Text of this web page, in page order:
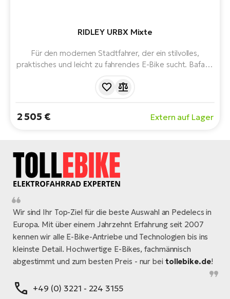
RIDLEY URBX Mixte
Für den modernen Stadtfahrer, der ein stilvolles,
praktisches und leicht zu fahrendes E-Bike sucht. Bafang
Riemenantrieb. Ausgestattet mit Aluminium-
2 505 € Extern auf Lager
Wir sind Ihr Top-Ziel für die beste Auswahl an Pedelecs in
Europa. Mit über einem Jahrzehnt Erfahrung seit 2007
kennen wir alle E-Bike-Antriebe und Technologien bis ins
kleinste Detail. Hochwertige E-Bikes, fachmännisch
abgestimmt und zum besten Preis - nur bei tollebike.de!
+49 (0) 3221 - 224 3155